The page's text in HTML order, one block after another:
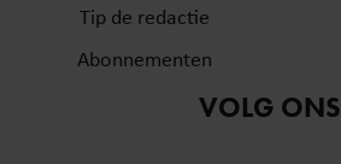
Tip de redactie
Abonnementen
VOLG ONS